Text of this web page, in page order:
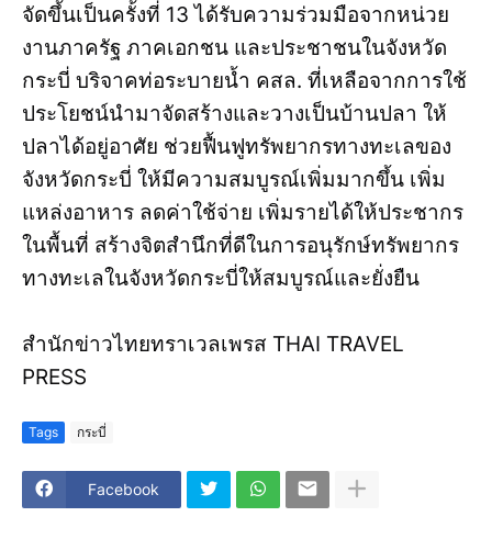
จัดขึ้นเป็นครั้งที่ 13 ได้รับความร่วมมือจากหน่วย
งานภาครัฐ ภาคเอกชน และประชาชนในจังหวัด
กระบี่ บริจาคท่อระบายน้ำ คสล. ที่เหลือจากการใช้
ประโยชน์นำมาจัดสร้างและวางเป็นบ้านปลา ให้
ปลาได้อยู่อาศัย ช่วยฟื้นฟูทรัพยากรทางทะเลของ
จังหวัดกระบี่ ให้มีความสมบูรณ์เพิ่มมากขึ้น เพิ่ม
แหล่งอาหาร ลดค่าใช้จ่าย เพิ่มรายได้ให้ประชากร
ในพื้นที่ สร้างจิตสำนึกที่ดีในการอนุรักษ์ทรัพยากร
ทางทะเลในจังหวัดกระบี่ให้สมบูรณ์และยั่งยืน
สำนักข่าวไทยทราเวลเพรส THAI TRAVEL
PRESS
Tags กระบี่
Facebook